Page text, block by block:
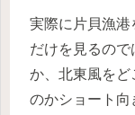
実際に片貝漁
だけを見るの
か、北東風をど
のかショート